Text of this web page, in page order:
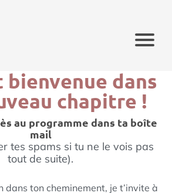
bienvenue dans
chapitre !
au programme dans ta boîte
mail
tes spams si tu ne le vois pas
tout de suite).
dans ton cheminement, je t’invite à